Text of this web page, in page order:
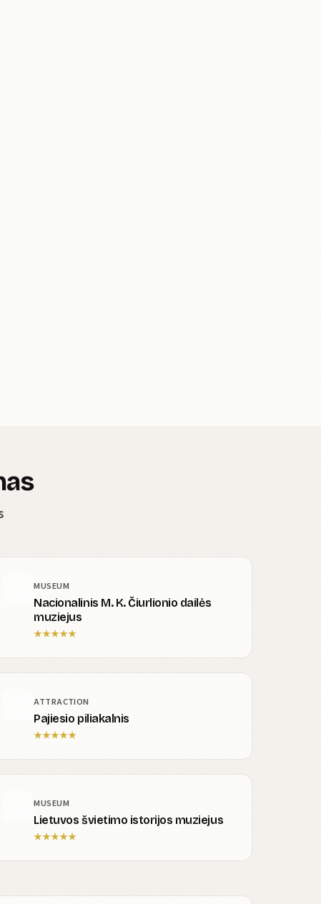
MUSEUM
Nacionalinis M. K. Čiurlionio dailės
muziejus
★★★★★
ATTRACTION
Pajiesio piliakalnis
★★★★★
MUSEUM
Lietuvos švietimo istorijos muziejus
★★★★★